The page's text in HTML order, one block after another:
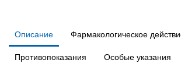
Описание Фармакологическое
Противопоказания Особые указания